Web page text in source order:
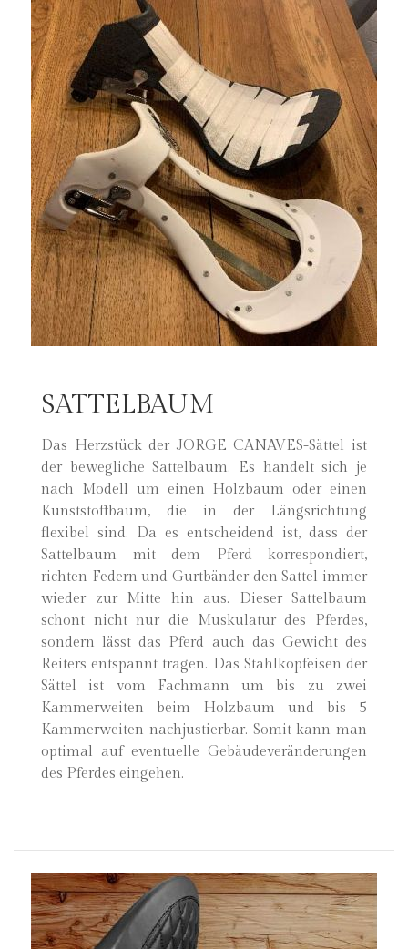
SATTELBAUM
Das Herzstück der JORGE CANAVES-Sättel ist
der bewegliche Sattelbaum. Es handelt sich je
nach Modell um einen Holzbaum oder einen
Kunststoffbaum, die in der Längsrichtung
flexibel sind. Da es entscheidend ist, dass der
Sattelbaum mit dem Pferd korrespondiert,
richten Federn und Gurtbänder den Sattel immer
wieder zur Mitte hin aus. Dieser Sattelbaum
schont nicht nur die Muskulatur des Pferdes,
sondern lässt das Pferd auch das Gewicht des
Reiters entspannt tragen. Das Stahlkopfeisen der
Sättel ist vom Fachmann um bis zu zwei
Kammerweiten beim Holzbaum und bis 5
Kammerweiten nachjustierbar. Somit kann man
optimal auf eventuelle Gebäudeveränderungen
des Pferdes eingehen.